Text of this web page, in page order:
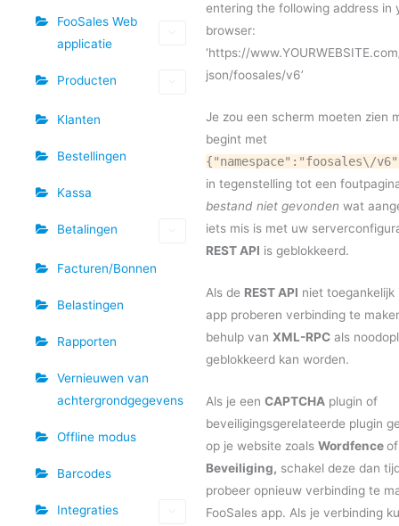
FooSales Web
applicatie
Producten
Klanten
Bestellingen
Kassa
Betalingen
Facturen/Bonnen
Belastingen
Rapporten
Vernieuwen van
achtergrondgegevens
Offline modus
Barcodes
Integraties
entering the following address in
browser:
‘https://
json/foosales/v6’
Je zou een scherm moeten zien
begint met
{"namespace":"foosales\/
in tegenstelling tot een
bestand niet gevonden wat
iets mis is met uw
REST API is geblokkeerd.
Als de REST API niet toegankelijk
app proberen verbinding te
behulp van XML-RPC als
geblokkeerd kan worden.
Als je een CAPTCHA plugin of
beveiligingsgerelateerde plugin
op je website zoals Wordfenceof
Beveiliging, schakel deze dan
probeer opnieuw verbinding te
FooSales app. Als je verbinding